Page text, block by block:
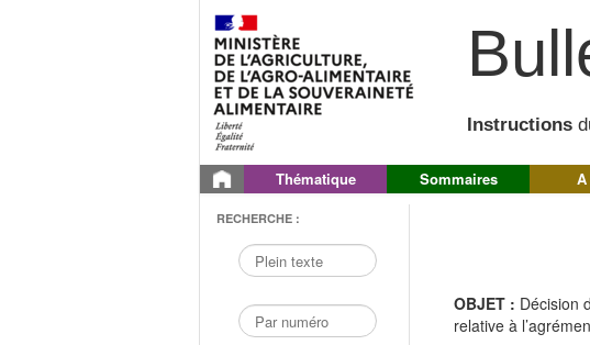
Instructions
Thématique Sommaires
RECHERCHE :
OBJET : Décision
relative à